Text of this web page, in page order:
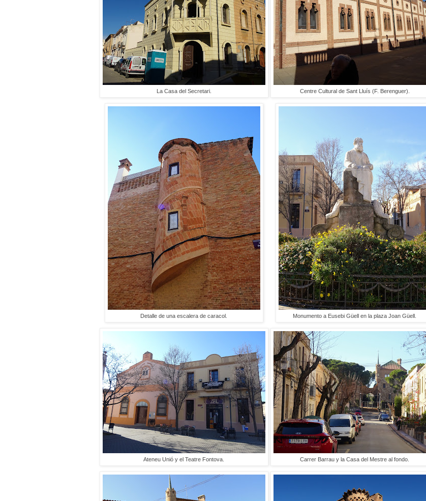
La Casa del Secretari. Centre Cultural de Sant Lluís (F. Berenguer).
Detalle de una escalera de caracol. Monumento a Eusebi Güell en la plaza Joan Güell.
Ateneu Unió y el Teatre Fontova. Carrer Barrau y la Casa del Mestre al fondo.